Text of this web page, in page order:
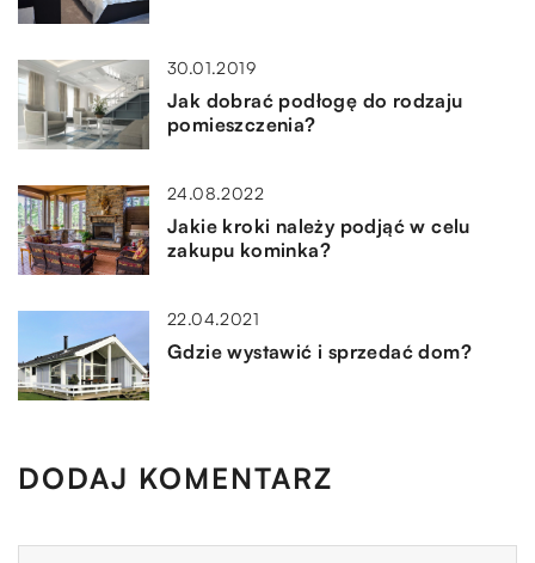
30.01.2019
Jak dobrać podłogę do rodzaju
pomieszczenia?
24.08.2022
Jakie kroki należy podjąć w celu
zakupu kominka?
22.04.2021
Gdzie wystawić i sprzedać dom?
DODAJ KOMENTARZ